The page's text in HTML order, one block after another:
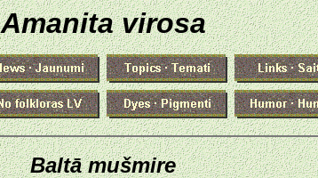
Amanita virosa
Baltā mušmire